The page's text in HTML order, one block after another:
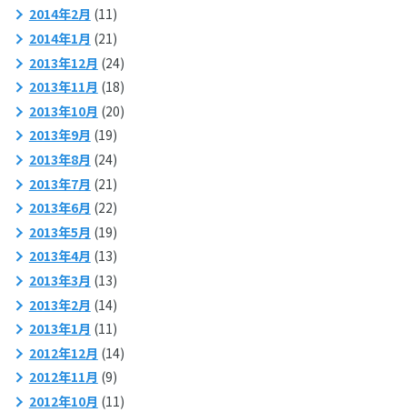
2014年2月 (11)
2014年1月 (21)
2013年12月 (24)
2013年11月 (18)
2013年10月 (20)
2013年9月 (19)
2013年8月 (24)
2013年7月 (21)
2013年6月 (22)
2013年5月 (19)
2013年4月 (13)
2013年3月 (13)
2013年2月 (14)
2013年1月 (11)
2012年12月 (14)
2012年11月 (9)
2012年10月 (11)